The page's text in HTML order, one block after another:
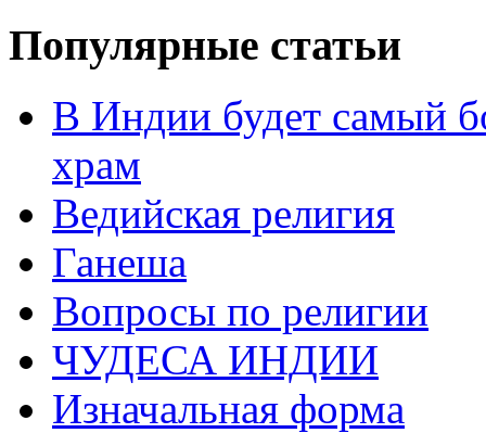
Популярные статьи
В Индии будет самый
храм
Ведийская религия
Ганеша
Вопросы по религии
ЧУДЕСА ИНДИИ
Изначальная форма